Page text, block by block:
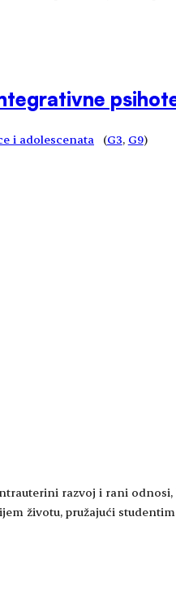
i adolescenata (G3, G9)
razvoj i rani
životu, pružajući